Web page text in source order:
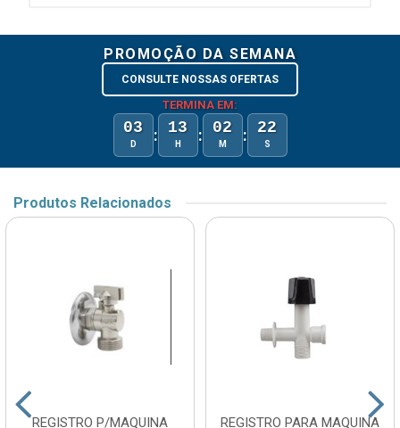
PROMOÇÃO DA SEMANA
CONSULTE NOSSAS OFERTAS
TERMINA EM:
03
D : 13
H : 02
M : 22
S
Produtos Relacionados
REGISTRO P/MAQUINA
REGISTRO PARA MAQUINA